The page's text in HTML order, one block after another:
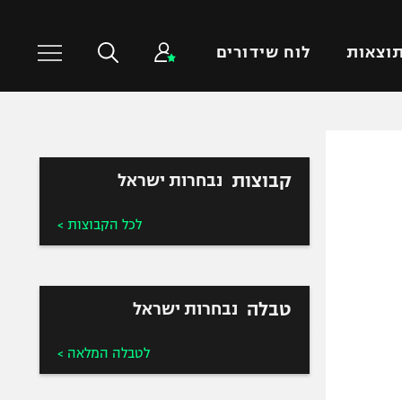
תוצאות לוח שידורים
טניס
ספורט אולימפי
UFC
קבוצות נבחרות ישראל
לכל הקבוצות >
טבלה נבחרות ישראל
לטבלה המלאה >